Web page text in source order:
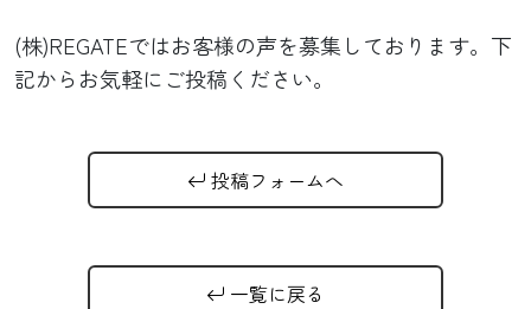
(株)REGATEではお客様の声を募集しております。下
記からお気軽にご投稿ください。
投稿フォームへ
一覧に戻る